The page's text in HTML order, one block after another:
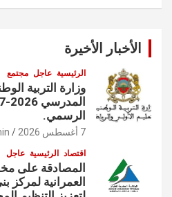
الأخبار الأخيرة
الرئيسية عاجل مجتمع
وزارة التربية
الرسمي.
7 أغسطس 2026
اقتصاد الرئيسية عاجل
المصادقة على
العمرانية لمركز